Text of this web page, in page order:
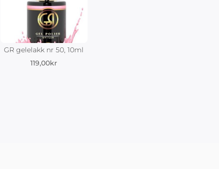
GR gelelakk nr 50, 10ml
119,00kr